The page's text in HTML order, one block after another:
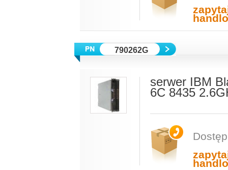
790262G
serwer IBM
6C 8435